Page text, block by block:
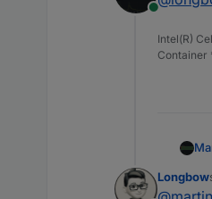
Online
Intel(R)
Container
Longbow